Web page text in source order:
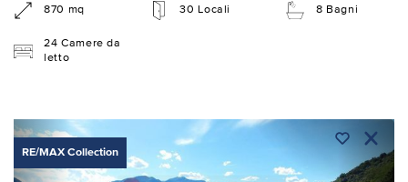
870 mq 30 Locali 8 Bagni
24 Camere da
letto
RE/MAX Collection